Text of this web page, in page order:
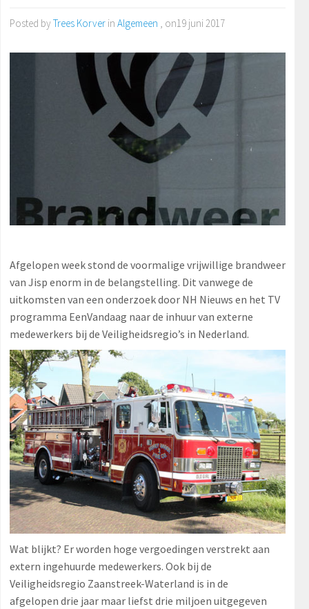
Posted by Trees Korverin Algemeen , on19 juni 2017
Afgelopen week stond de voormalige vrijwillige brandweer
van Jisp enorm in de belangstelling. Dit vanwege de
uitkomsten van een onderzoek door NH Nieuws en het TV
programma EenVandaag naar de inhuur van externe
medewerkers bij de Veiligheidsregio’s in Nederland.
Wat blijkt? Er worden hoge vergoedingen verstrekt aan
extern ingehuurde medewerkers. Ook bij de
Veiligheidsregio Zaanstreek-Waterland is in de
afgelopen drie jaar maar liefst drie miljoen uitgegeven